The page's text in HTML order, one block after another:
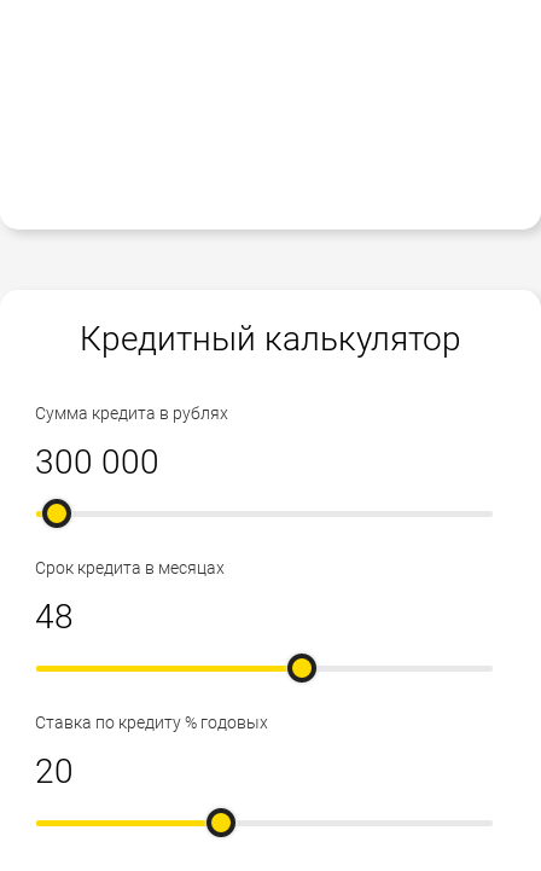
Кредитный калькулятор
Сумма кредита в рублях
Срок кредита в месяцах
Ставка по кредиту % годовых